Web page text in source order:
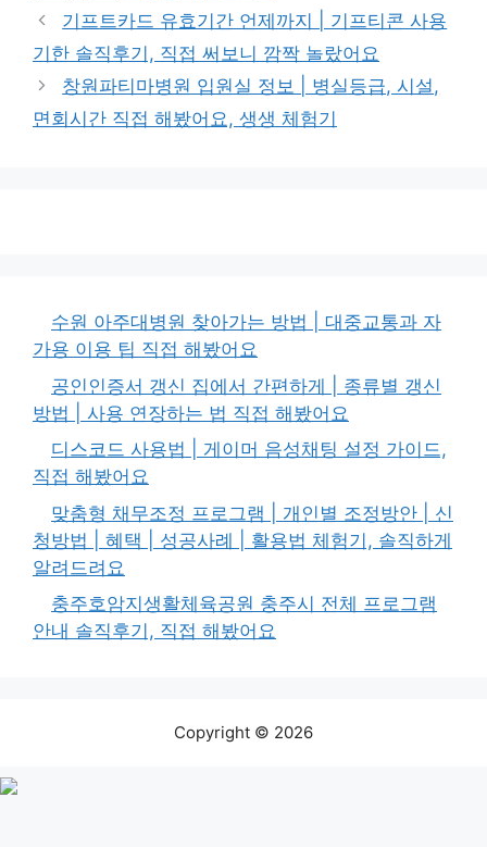
기프트카드 유효기간 언제까지 | 기프티콘 사용
기한 솔직후기, 직접 써보니 깜짝 놀랐어요
창원파티마병원 입원실 정보 | 병실등급, 시설,
면회시간 직접 해봤어요, 생생 체험기
수원 아주대병원 찾아가는 방법 | 대중교통과 자
가용 이용 팁 직접 해봤어요
공인인증서 갱신 집에서 간편하게 | 종류별 갱신
방법 | 사용 연장하는 법 직접 해봤어요
디스코드 사용법 | 게이머 음성채팅 설정 가이드,
직접 해봤어요
맞춤형 채무조정 프로그램 | 개인별 조정방안 | 신
청방법 | 혜택 | 성공사례 | 활용법 체험기, 솔직하게
알려드려요
충주호암지생활체육공원 충주시 전체 프로그램
안내 솔직후기, 직접 해봤어요
Copyright © 2026